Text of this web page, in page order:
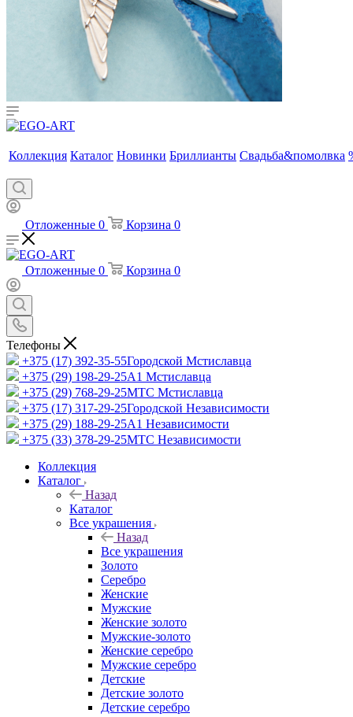
Коллекция Каталог Новинки Бриллианты Свадьба&помолвка
Отложенные 0 Корзина 0
Отложенные 0 Корзина 0
Телефоны
+375 (17) 392-35-55Городской Мстиславца
+375 (29) 198-29-25A1 Мстиславца
+375 (29) 768-29-25МТС Мстиславца
+375 (17) 317-29-25Городской Независимости
+375 (29) 188-29-25A1 Независимости
+375 (33) 378-29-25МТС Независимости
Коллекция
Каталог
Назад
Каталог
Все украшения
Назад
Все украшения
Золото
Серебро
Женские
Мужские
Женские золото
Мужские-золото
Женские серебро
Мужские серебро
Детские
Детские золото
Детские серебро